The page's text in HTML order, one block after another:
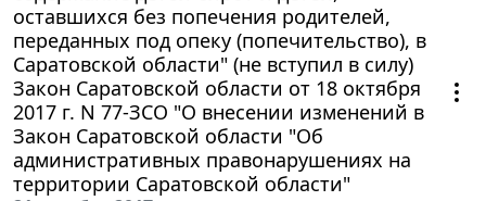
оставшихся без попечения родителей,
переданных под опеку (попечительство), в
Саратовской области" (не вступил в силу)
Закон Саратовской области от 18 октября
2017 г. N 77-ЗСО "О внесении изменений в
Закон Саратовской области "Об
административных правонарушениях на
территории Саратовской области"